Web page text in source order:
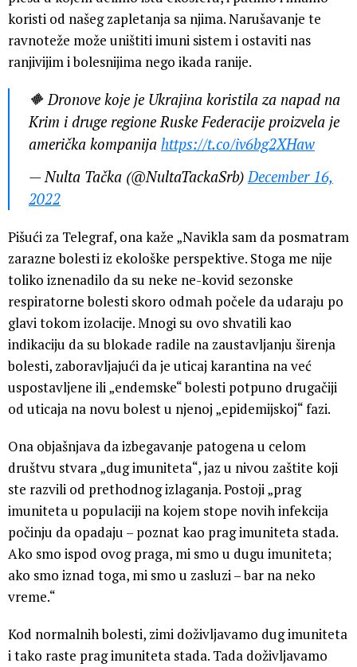
koristi od našeg zapletanja sa njima. Narušavanje te
ravnoteže može uništiti imuni sistem i ostaviti nas
ranjivijim i bolesnijima nego ikada ranije.
🔶 Dronove koje je Ukrajina koristila za napad na
Krim i druge regione Ruske Federacije proizvela je
američka kompanija https://t.co/iv6bg2XHaw
— Nulta Tačka (@NultaTackaSrb)December 16,
2022
Pišući za Telegraf, ona kaže „Navikla sam da posmatram
zarazne bolesti iz ekološke perspektive. Stoga me nije
toliko iznenadilo da su neke ne-kovid sezonske
respiratorne bolesti skoro odmah počele da udaraju po
glavi tokom izolacije. Mnogi su ovo shvatili kao
indikaciju da su blokade radile na zaustavljanju širenja
bolesti, zaboravljajući da je uticaj karantina na već
uspostavljene ili „endemske“ bolesti potpuno drugačiji
od uticaja na novu bolest u njenoj „epidemijskoj“ fazi.
Ona objašnjava da izbegavanje patogena u celom
društvu stvara „dug imuniteta“, jaz u nivou zaštite koji
ste razvili od prethodnog izlaganja. Postoji „prag
imuniteta u populaciji na kojem stope novih infekcija
počinju da opadaju – poznat kao prag imuniteta stada.
Ako smo ispod ovog praga, mi smo u dugu imuniteta;
ako smo iznad toga, mi smo u zasluzi – bar na neko
vreme.“
Kod normalnih bolesti, zimi doživljavamo dug imuniteta
i tako raste prag imuniteta stada. Tada doživljavamo